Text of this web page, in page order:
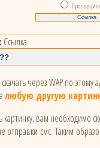
Ссылка
через WAP по этому
любую другую
вам необходимо
смс. Таким